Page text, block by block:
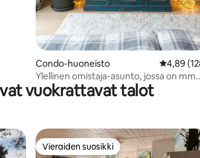
Condo-huoneisto
4,89
Ylellinen omistaja-asunto, jossa on mm.
terassi ja sauna.
vuokrattavat talot
Vieraiden suosikki
Vieraiden suosikki